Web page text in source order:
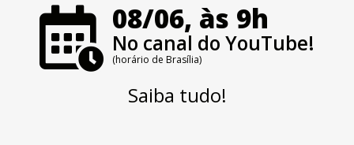
08/06, às 9h
No canal do YouTube!
(horário de Brasília)
Saiba tudo!